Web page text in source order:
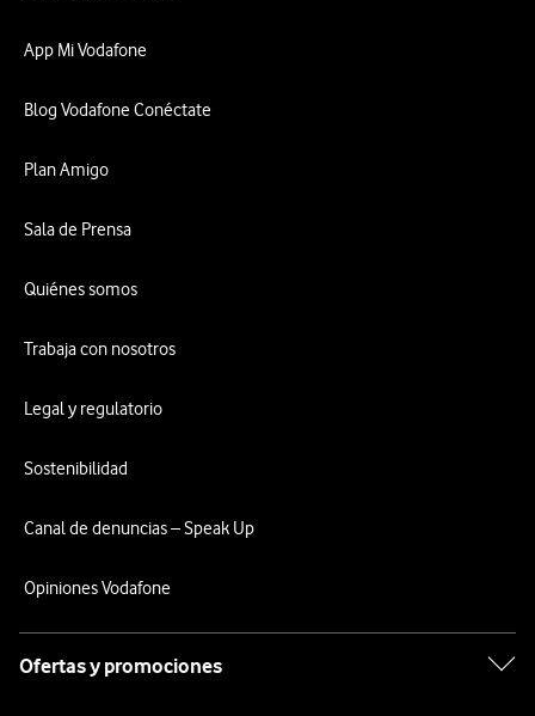
App Mi Vodafone
Blog Vodafone Conéctate
Plan Amigo
Sala de Prensa
Quiénes somos
Trabaja con nosotros
Legal y regulatorio
Sostenibilidad
Canal de denuncias – Speak Up
Opiniones Vodafone
Ofertas y promociones